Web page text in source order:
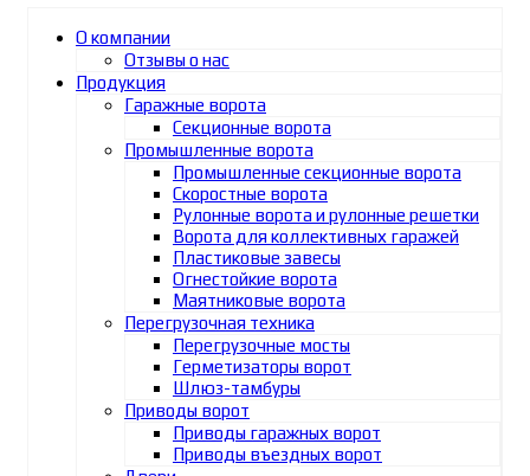
О компании
Отзывы о нас
Продукция
Гаражные ворота
Секционные ворота
Промышленные ворота
Промышленные секционные ворота
Скоростные ворота
Рулонные ворота и рулонные решетки
Ворота для коллективных гаражей
Пластиковые завесы
Огнестойкие ворота
Маятниковые ворота
Перегрузочная техника
Перегрузочные мосты
Герметизаторы ворот
Шлюз-тамбуры
Приводы ворот
Приводы гаражных ворот
Приводы въездных ворот